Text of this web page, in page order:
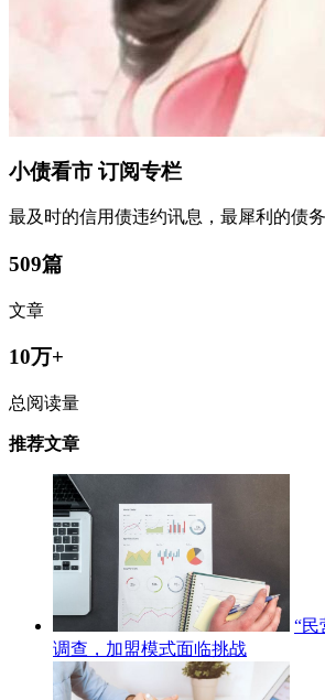
小债看市 订阅专栏
最及时的信用债违约讯息，最犀利的债
509篇
文章
10万+
总阅读量
推荐文章
“民
调查，加盟模式面临挑战